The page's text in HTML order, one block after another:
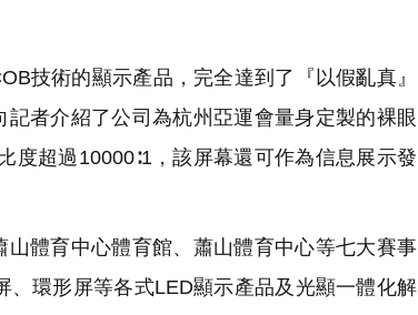
技術的顯示產品，完全達到了『以假亂真』
者介紹了公司為杭州亞運會量身定製的裸眼
度超過10000∶1，該屏幕還可作為信息展示發
體育中心體育館、蕭山體育中心等七大賽事
環形屏等各式LED顯示產品及光顯一體化解